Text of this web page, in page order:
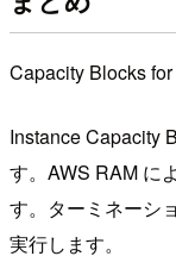
Capacity Blocks for
Instance Capacity
す。AWS RAM に
す。ターミネーシ
実行します。